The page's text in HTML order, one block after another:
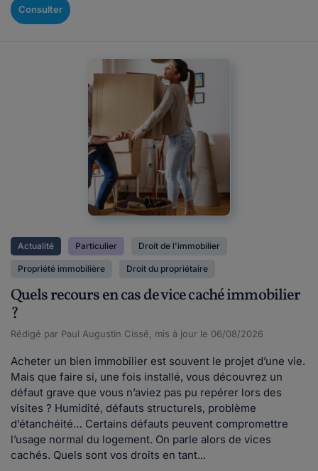
Consulter
Actualité Particulier Droit de l'immobilier
Propriété immobilière Droit du propriétaire
Quels recours en cas de vice caché immobilier
?
Rédigé par Paul Augustin Cissé, mis à jour le 06/08/2026
Acheter un bien immobilier est souvent le projet d’une vie.
Mais que faire si, une fois installé, vous découvrez un
défaut grave que vous n’aviez pas pu repérer lors des
visites ? Humidité, défauts structurels, problème
d’étanchéité… Certains défauts peuvent compromettre
l’usage normal du logement. On parle alors de vices
cachés. Quels sont vos droits en tant...